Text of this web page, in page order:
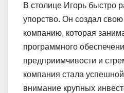
В столице Игорь быстро
упорство. Он создал
компанию, которая
программного
предприимчивости и
компания стала
внимание крупных